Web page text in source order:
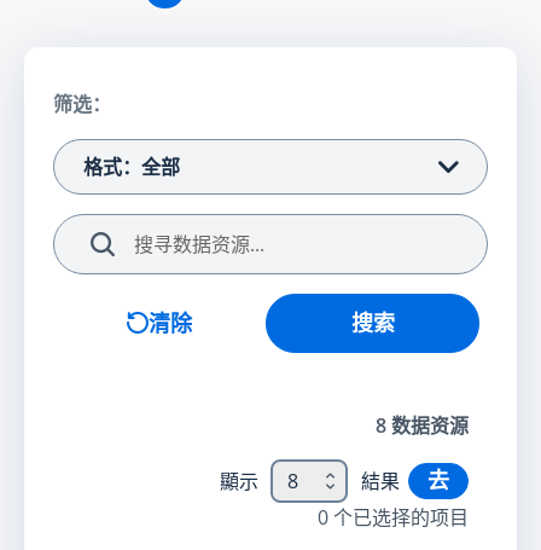
筛选：
格式：全部
清除 搜索
8数据资源
顯示 8 結果 去
0个已选择的项目